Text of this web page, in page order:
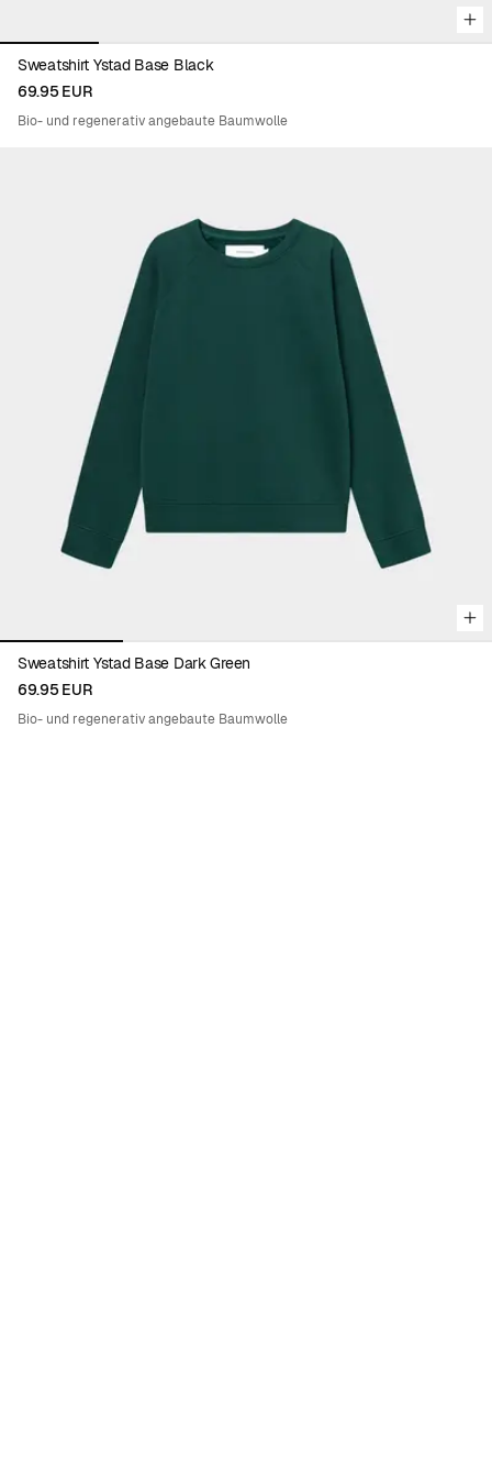
Sweatshirt Ystad Base Black
69.95 EUR
Bio- und regenerativ angebaute Baumwolle
Viewing image 1 of 4
Sweatshirt Ystad Base Dark Green
69.95 EUR
Bio- und regenerativ angebaute Baumwolle